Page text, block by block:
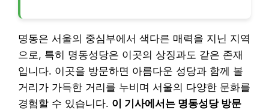
명동은 서울의 중심부에서 색다른 매력을 지닌 지역
으로, 특히 명동성당은 이곳의 상징과도 같은 존재
입니다. 이곳을 방문하면 아름다운 성당과 함께 볼
거리가 가득한 거리를 누비며 서울의 다양한 문화를
경험할 수 있습니다. 이 기사에서는 명동성당 방문